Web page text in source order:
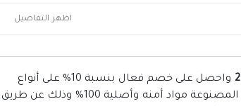
اظهر التفاصيل
واحصل على خصم فعال بنسبة 10% على أنواع
منتجات العناية الخاصة بالنساء والرجال والأطفال المصنوعة مواد أمنه وأصلية 100% وذلك عن طريق